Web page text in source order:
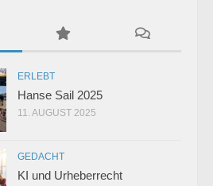
ERLEBT
Hanse Sail 2025
11. AUGUST 2025
GEDACHT
KI und Urheberrecht